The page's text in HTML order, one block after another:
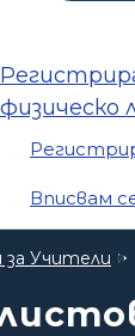
физическо
Вписвам
за Учители